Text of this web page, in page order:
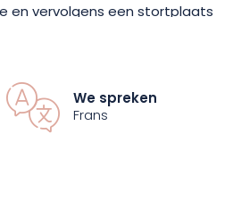
en vervolgens een stortplaats
tot een landschappelijke
waar heide en andere
heen een levendig decor
een oude greppel, herinneren
plek en geven het bezoek een
We spreken
Frans